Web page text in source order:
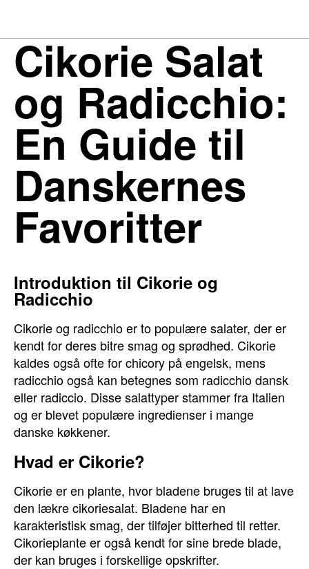
Cikorie Salat
og Radicchio:
En Guide til
Danskernes
Favoritter
Introduktion til Cikorie og
Radicchio
Cikorie og radicchio er to populære salater, der er
kendt for deres bitre smag og sprødhed. Cikorie
kaldes også ofte for chicory på engelsk, mens
radicchio også kan betegnes som radicchio dansk
eller radiccio. Disse salattyper stammer fra Italien
og er blevet populære ingredienser i mange
danske køkkener.
Hvad er Cikorie?
Cikorie er en plante, hvor bladene bruges til at lave
den lækre cikoriesalat. Bladene har en
karakteristisk smag, der tilføjer bitterhed til retter.
Cikorieplante er også kendt for sine brede blade,
der kan bruges i forskellige opskrifter.